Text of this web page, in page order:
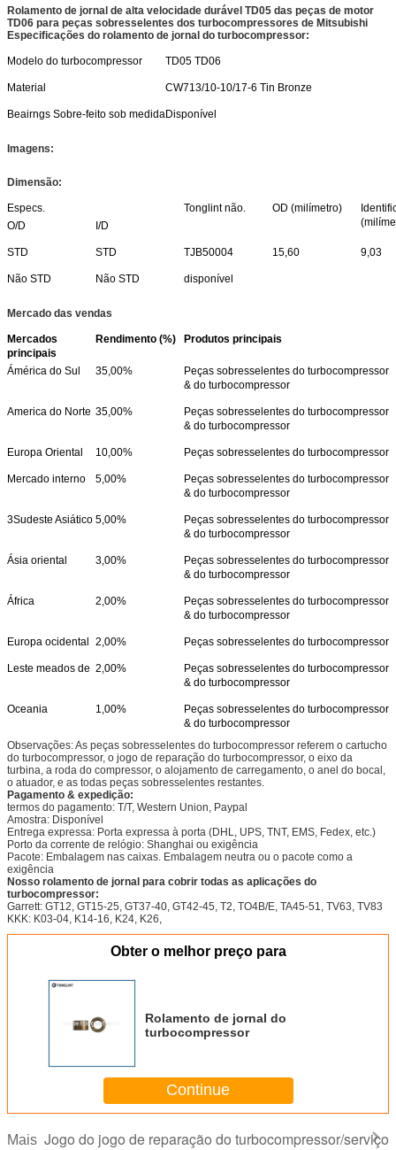
Rolamento de jornal de alta velocidade durável TD05 das peças de motor
TD06 para peças sobresselentes dos turbocompressores de Mitsubishi
Especificações do rolamento de jornal do turbocompressor:
Modelo do turbocompressor TD05 TD06
Material CW713/10-10/17-6 Tin Bronze
Beairngs Sobre-feito sob medidaDisponível
Imagens:
Dimensão:
Especs. Tonglint não. OD (milímetro)
O/D I/D
STD STD TJB50004 15,60 9,03
Não STD Não STD disponível
Mercado das vendas
Mercados
principais
Rendimento (%) Produtos principais
Ámérica do Sul 35,00%
Peças sobresselentes do turbocompressor
& do turbocompressor
America do Norte 35,00%
Peças sobresselentes do turbocompressor
& do turbocompressor
Europa Oriental 10,00% Peças sobresselentes do turbocompressor
Mercado interno 5,00%
Peças sobresselentes do turbocompressor
& do turbocompressor
3Sudeste Asiático 5,00%
Peças sobresselentes do turbocompressor
& do turbocompressor
Ásia oriental 3,00%
Peças sobresselentes do turbocompressor
& do turbocompressor
África 2,00%
Peças sobresselentes do turbocompressor
& do turbocompressor
Europa ocidental 2,00% Peças sobresselentes do turbocompressor
Leste meados de 2,00%
Peças sobresselentes do turbocompressor
& do turbocompressor
Oceania 1,00%
Peças sobresselentes do turbocompressor
& do turbocompressor
Observações: As peças sobresselentes do turbocompressor referem o cartucho
do turbocompressor, o jogo de reparação do turbocompressor, o eixo da
turbina, a roda do compressor, o alojamento de carregamento, o anel do bocal,
o atuador, e as todas peças sobresselentes restantes.
Pagamento & expedição:
termos do pagamento: T/T, Western Union, Paypal
Amostra: Disponível
Entrega expressa: Porta expressa à porta (DHL, UPS, TNT, EMS, Fedex, etc.)
Porto da corrente de relógio: Shanghai ou exigência
Pacote: Embalagem nas caixas. Embalagem neutra ou o pacote como a
exigência
Nosso rolamento de jornal para cobrir todas as aplicações do
turbocompressor:
Garrett: GT12, GT15-25, GT37-40, GT42-45, T2, TO4B/E, TA45-51, TV63, TV83
KKK: K03-04, K14-16, K24, K26,
Obter o melhor preço para
Rolamento de jornal do
turbocompressor
Continue
Mais Jogo do jogo de reparação do turbocompressor/serviço